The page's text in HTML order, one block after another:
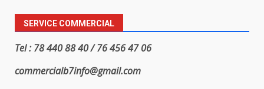
SERVICE COMMERCIAL
Tel : 78 440 88 40 / 76 456 47 06
commercialb7info@gmail.com